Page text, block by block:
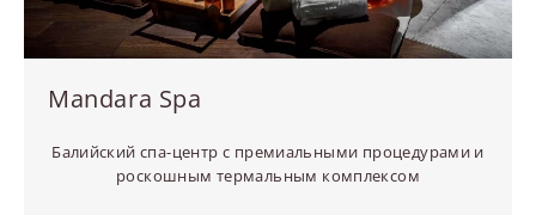
Mandara Spa
Балийский спа-центр с премиальными процедурами и
роскошным термальным комплексом